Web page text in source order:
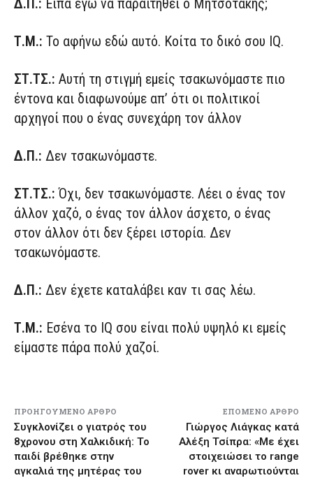
Τ.Μ.: Το αφήνω εδώ αυτό. Κοίτα το δικό σου ΙQ.
ΣΤ.ΤΣ.: Αυτή τη στιγμή εμείς τσακωνόμαστε πιο
έντονα και διαφωνούμε απ’ ότι οι πολιτικοί
αρχηγοί που ο ένας συνεχάρη τον άλλον
Δ.Π.: Δεν τσακωνόμαστε.
ΣΤ.ΤΣ.: Όχι, δεν τσακωνόμαστε. Λέει ο ένας τον
άλλον χαζό, ο ένας τον άλλον άσχετο, ο ένας
στον άλλον ότι δεν ξέρει ιστορία. Δεν
τσακωνόμαστε.
Δ.Π.: Δεν έχετε καταλάβει καν τι σας λέω.
Τ.Μ.: Εσένα το IQ σου είναι πολύ υψηλό κι εμείς
είμαστε πάρα πολύ χαζοί.
ΠΡΟΗΓΟΎΜΕΝΟ ΆΡΘΡΟ
Συγκλονίζει ο γιατρός του
8χρονου στη Χαλκιδική: Το
παιδί βρέθηκε στην
αγκαλιά της μητέρας του
ΕΠΌΜΕΝΟ ΆΡΘΡΟ
Γιώργος Λιάγκας κατά
Αλέξη Τσίπρα: «Με έχει
στοιχειώσει το range
rover κι αναρωτιούνται